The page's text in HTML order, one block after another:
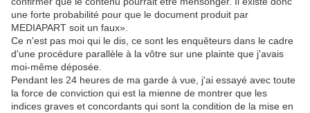
une forte probabilité pour que le document produit par
MEDIAPART soit un faux».
Ce n'est pas moi qui le dis, ce sont les enquêteurs dans le cadre
d'une procédure parallèle à la vôtre sur une plainte que j'avais
moi-même déposée.
Pendant les 24 heures de ma garde à vue, j'ai essayé avec toute
la force de conviction qui est la mienne de montrer que les
indices graves et concordants qui sont la condition de la mise en